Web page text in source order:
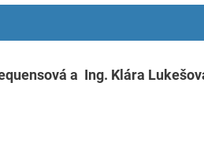
a Ing. Klára